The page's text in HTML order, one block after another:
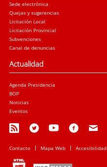
Sede electrónica
Quejas y sugerencias
Licitación Local
Licitación Provincial
Subvenciones
Canal de denuncias
Actualidad
Agenda Presidencia
BOP
Noticias
Eventos
Contacto Mapa Web Accesibilidad